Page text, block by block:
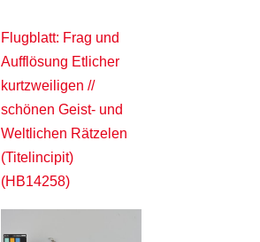
Flugblatt: Frag und
Aufflösung Etlicher
kurtzweiligen //
schönen Geist- und
Weltlichen Rätzelen
(Titelincipit)
(HB14258)